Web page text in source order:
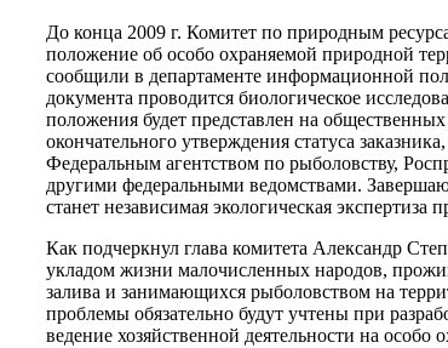
До конца 2009 г. Комитет по природным
положение об особо охраняемой природной
сообщили в департаменте информационной
документа проводится биологическое
положения будет представлен на
окончательного утверждения статуса
Федеральным агентством по рыболовству,
другими федеральными ведомствами.
станет независимая экологическая экспертиза
Как подчеркнул глава комитета Александр
укладом жизни малочисленных народов,
залива и занимающихся рыболовством на
проблемы обязательно будут учтены при
ведение хозяйственной деятельности на